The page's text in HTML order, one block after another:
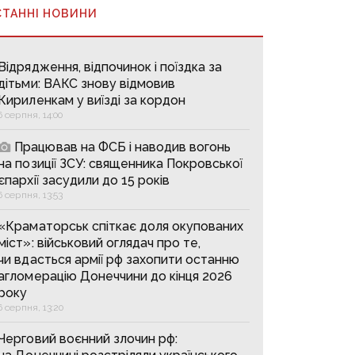
НОВИНИ
відпочинок і поїздка за
ВАКС знову відмовив
у виїзді за кордон
серпня, 14:00
Працював на ФСБ і наводив вогонь
позиції ЗСУ: священника Покровської
засудили до 15 років
серпня, 13:53
спіткає доля окупованих
військовий оглядач про те,
вдасться армії рф захопити останню
Донеччини до кінця 2026
серпня, 13:20
воєнний злочин рф: